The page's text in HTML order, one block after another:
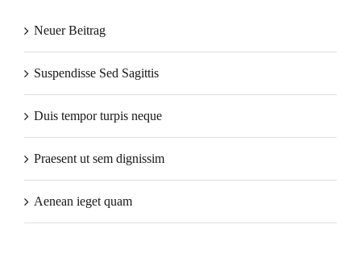
Neuer Beitrag
Suspendisse Sed Sagittis
Duis tempor turpis neque
Praesent ut sem dignissim
Aenean ieget quam